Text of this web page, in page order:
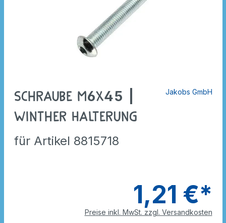
Schraube M6x45 |
Winther Halterung
für Artikel 8815718
Jakobs GmbH
1,21 €*
Preise inkl. MwSt. zzgl. Versandkosten